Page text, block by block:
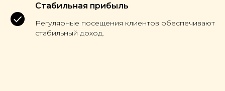
Стабильная прибыль
Регулярные посещения клиентов обеспечивают
стабильный доход.